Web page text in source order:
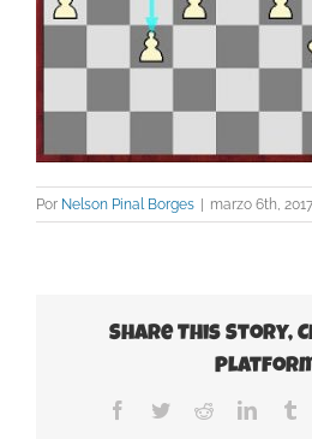
Por Nelson Pinal Borges | marzo 6th, 2017
Share This Story,
Facebook
TwitterReddit